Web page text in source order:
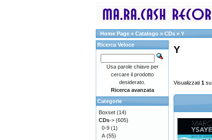
Home Page » Catalogo » CDs » Y
Y
Visualizzati 1 su
Ricerca Veloce
Usa parole chiave per
cercare il prodotto
desiderato.
Ricerca avanzata
Categorie
Boxset (14)
CDs-> (605)
0-9 (1)
A (55)